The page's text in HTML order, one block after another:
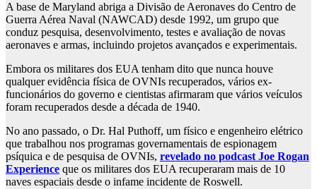
A base de Maryland abriga a Divisão de Aeronaves do Centro de
Guerra Aérea Naval (NAWCAD) desde 1992, um grupo que
conduz pesquisa, desenvolvimento, testes e avaliação de novas
aeronaves e armas, incluindo projetos avançados e experimentais.
Embora os militares dos EUA tenham dito que nunca houve
qualquer evidência física de OVNIs recuperados, vários ex-
funcionários do governo e cientistas afirmaram que vários veículos
foram recuperados desde a década de 1940.
No ano passado, o Dr. Hal Puthoff, um físico e engenheiro elétrico
que trabalhou nos programas governamentais de espionagem
psíquica e de pesquisa de OVNIs, revelado no podcast Joe Rogan
Experience que os militares dos EUA recuperaram mais de 10
naves espaciais desde o infame incidente de Roswell.